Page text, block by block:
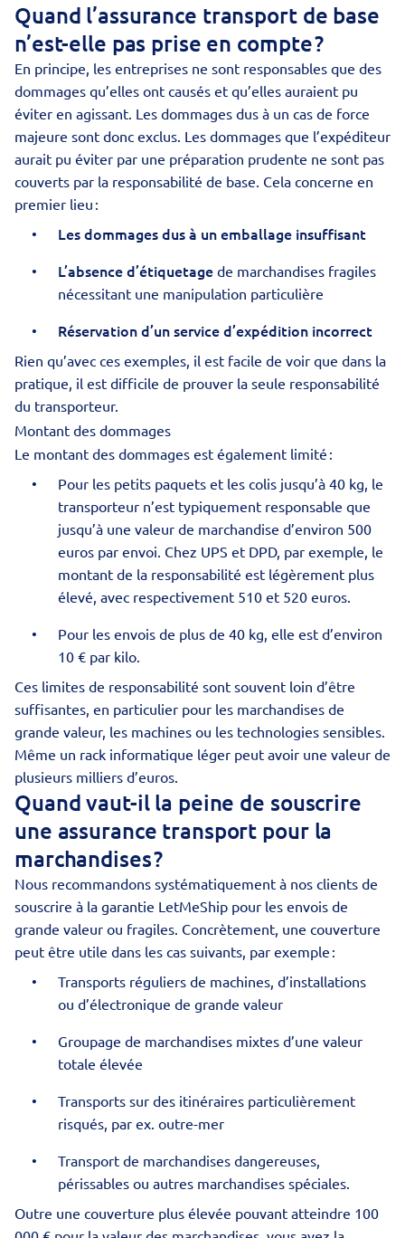
Quand l’assurance transport de base
n’est-elle pas prise en compte ?
En principe, les entreprises ne sont responsables que des
dommages qu’elles ont causés et qu’elles auraient pu
éviter en agissant. Les dommages dus à un cas de force
majeure sont donc exclus. Les dommages que l’expéditeur
aurait pu éviter par une préparation prudente ne sont pas
couverts par la responsabilité de base. Cela concerne en
premier lieu :
Les dommages dus à un emballage insuffisant
L’absence d’étiquetage de marchandises fragiles
nécessitant une manipulation particulière
Réservation d’un service d’expédition incorrect
Rien qu’avec ces exemples, il est facile de voir que dans la
pratique, il est difficile de prouver la seule responsabilité
du transporteur.
Montant des dommages
Le montant des dommages est également limité :
Pour les petits paquets et les colis jusqu’à 40 kg, le
transporteur n’est typiquement responsable que
jusqu’à une valeur de marchandise d’environ 500
euros par envoi. Chez UPS et DPD, par exemple, le
montant de la responsabilité est légèrement plus
élevé, avec respectivement 510 et 520 euros.
Pour les envois de plus de 40 kg, elle est d’environ
10 € par kilo.
Ces limites de responsabilité sont souvent loin d’être
suffisantes, en particulier pour les marchandises de
grande valeur, les machines ou les technologies sensibles.
Même un rack informatique léger peut avoir une valeur de
plusieurs milliers d’euros.
Quand vaut-il la peine de souscrire
une assurance transport pour la
marchandises ?
Nous recommandons systématiquement à nos clients de
souscrire à la garantie LetMeShip pour les envois de
grande valeur ou fragiles. Concrètement, une couverture
peut être utile dans les cas suivants, par exemple :
Transports réguliers de machines, d’installations
ou d’électronique de grande valeur
Groupage de marchandises mixtes d’une valeur
totale élevée
Transports sur des itinéraires particulièrement
risqués, par ex. outre-mer
Transport de marchandises dangereuses,
périssables ou autres marchandises spéciales.
Outre une couverture plus élevée pouvant atteindre 100